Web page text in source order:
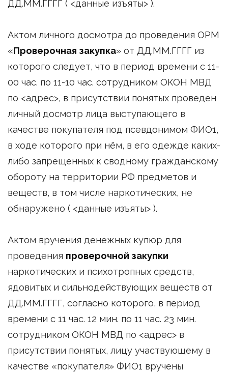
ДД.ММ.ГГГГ ( <данные изъяты> ).
Актом личного досмотра до проведения ОРМ
«Проверочная закупка» от ДД.ММ.ГГГГ из
которого следует, что в период времени с 11-
00 час. по 11-10 час. сотрудником ОКОН МВД
по <адрес>, в присутствии понятых проведен
личный досмотр лица выступающего в
качестве покупателя под псевдонимом ФИО1,
в ходе которого при нём, в его одежде каких-
либо запрещенных к сводному гражданскому
обороту на территории РФ предметов и
веществ, в том числе наркотических, не
обнаружено ( <данные изъяты> ).
Актом вручения денежных купюр для
проведения проверочной закупки
наркотических и психотропных средств,
ядовитых и сильнодействующих веществ от
ДД.ММ.ГГГГ, согласно которого, в период
времени с 11 час. 12 мин. по 11 час. 23 мин.
сотрудником ОКОН МВД по <адрес> в
присутствии понятых, лицу участвующему в
качестве «покупателя» ФИО1 вручены